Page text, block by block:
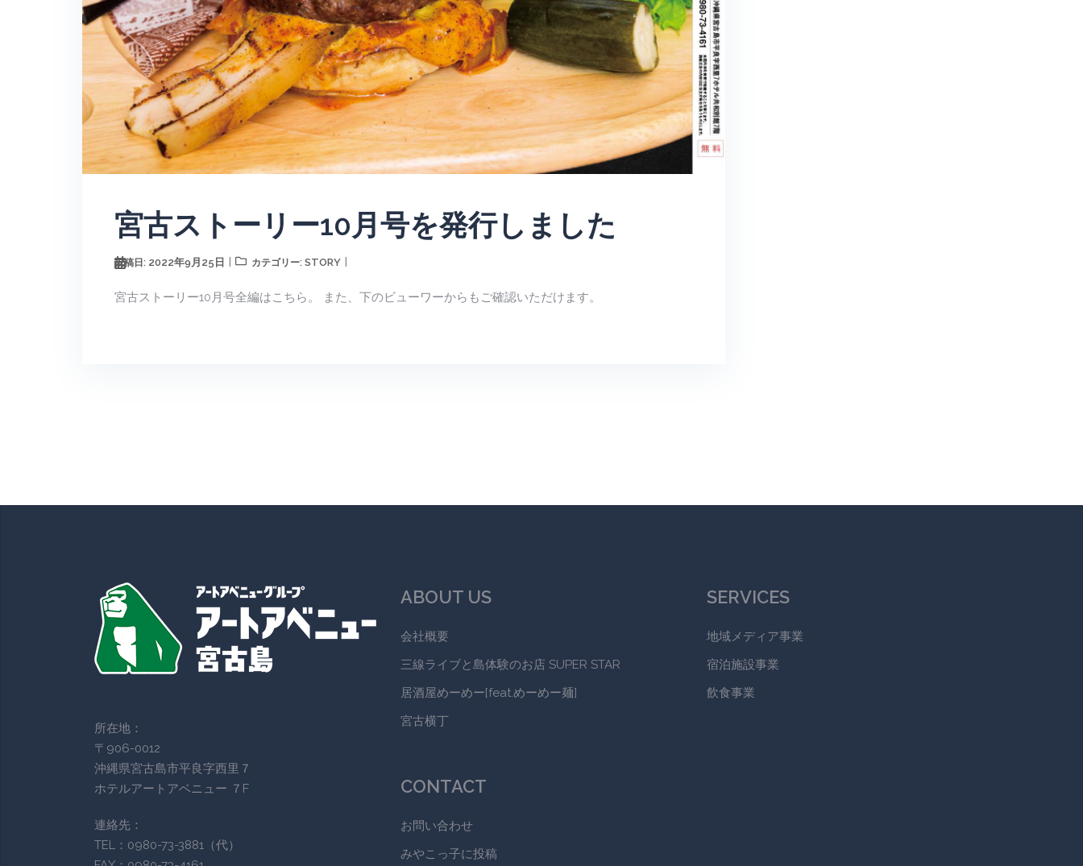
宮古ストーリー10月号を発行しました
投稿日: 2022年9月25日 カテゴリー: STORY
宮古ストーリー10月号全編はこちら。 また、下のビューワーからもご確認いただけます。
所在地：
〒906-0012
沖縄県宮古島市平良字西里７
ホテルアートアベニュー ７F
連絡先：
TEL：0980-73-3881（代）
ABOUT US
会社概要
三線ライブと島体験のお店 SUPER STAR
居酒屋めーめー[feat.めーめー麺]
宮古横丁
CONTACT
お問い合わせ
みやこっ子に投稿
SERVICES
地域メディア事業
宿泊施設事業
飲食事業